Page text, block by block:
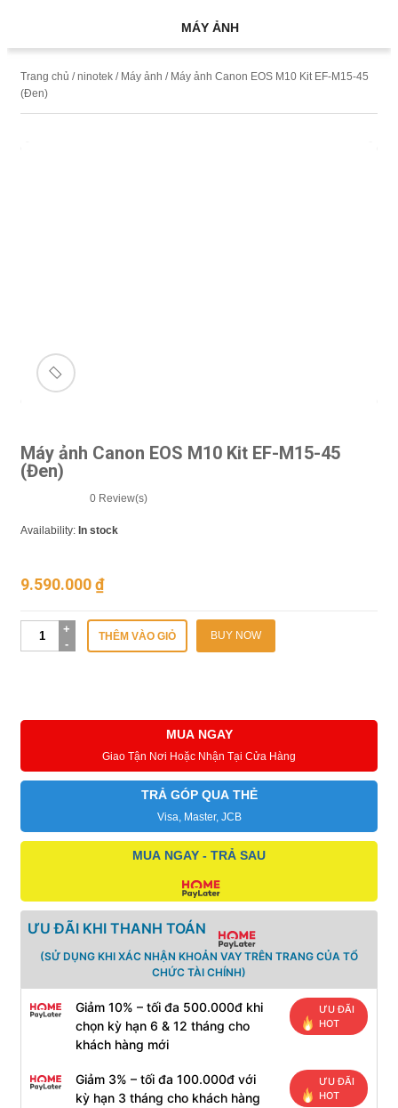
MÁY ẢNH
Trang chủ /ninotek / Máy ảnh / Máy ảnh Canon EOS M10 Kit EF-M15-45
(Đen)
🔍
Máy ảnh Canon EOS M10 Kit EF-M15-45
(Đen)
0 Review(s)
Availability: In stock
9.590.000₫
THÊM VÀO GIỎ BUY NOW
MUA NGAY
Giao Tận Nơi Hoặc Nhận Tại Cửa Hàng
TRẢ GÓP QUA THẺ
Visa, Master, JCB
MUA NGAY - TRẢ SAU
ƯU ĐÃI KHI THANH TOÁN
(SỬ DỤNG KHI XÁC NHẬN KHOẢN VAY TRÊN TRANG CỦA TỔ
CHỨC TÀI CHÍNH)
Giảm 10% – tối đa 500.000đ khi
chọn kỳ hạn 6 & 12 tháng cho
khách hàng mới
ƯU ĐÃI
HOT
Giảm 3% – tối đa 100.000đ với
kỳ hạn 3 tháng cho khách hàng
ƯU ĐÃI
HOT